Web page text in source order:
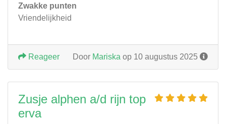
Zwakke punten
Vriendelijkheid
Door Mariska op 10 augustus 2025
Reageer
Zusje alphen a/d rijn top
erva